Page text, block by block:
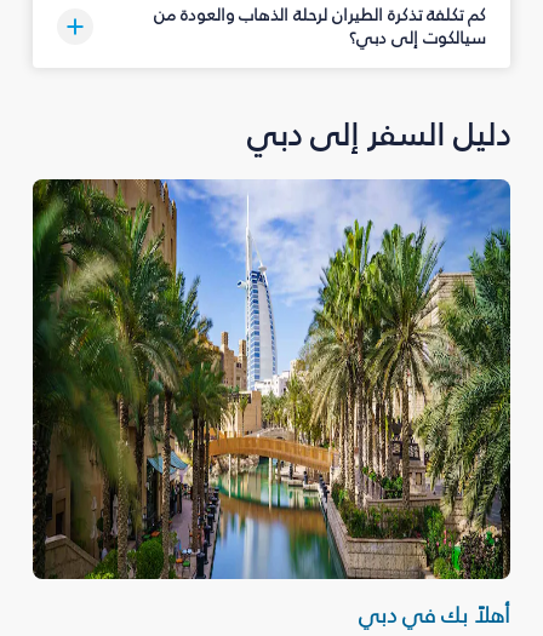
كم تكلفة تذكرة الطيران لرحلة الذهاب والعودة من
سيالكوت إلى دبي؟
دليل السفر إلى دبي
أهلاً بك في دبي